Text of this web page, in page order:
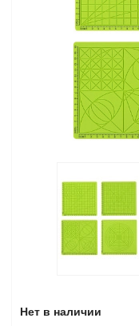
Нет в наличии